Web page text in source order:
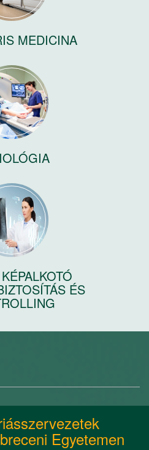
MEDICINA
ÉS
Egyetemen